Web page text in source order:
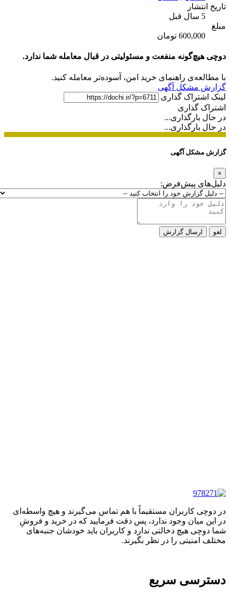
تاریخ انتشار
5 سال قبل
مبلغ
600,000 تومان
دوچی هیچ‌گونه منفعت و مسئولیتی در قبال معامله شما ندارد.
با مطالعه‌ی راهنمای خرید امن، آسوده‌تر معامله کنید.
گزارش مشکل آگهی
لینک اشتراک گذاری
اشتراک گذاری
در حال بارگذاری...
در حال بارگذاری...
گزارش مشکل آگهی
×
دلیل‌های پیش‌فرض:
لغو ارسال گزارش
در دوچی کاربران مستقیماً با هم تماس می‌گیرند و هیچ واسطه‌ای
در این میان وجود ندارد، پس دقت فرمایید که در خرید و فروشِ
شما دوچی هیچ دخالتی ندارد و کاربران باید خودشان جنبه‌های
مختلف امنیتی را در نظر بگیرند.
دسترسی سریع